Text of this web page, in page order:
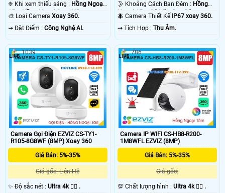
❈ Khi xem thiếu sáng : Hồng Ngoại
15m Hồng Ngoại Smart IR.
🎨 Loại Camera Xoay 360.
️⇝ Đặt Điểm : Công Nghệ AI.
🌛 Khoảng Cách Ban Đêm : Hồng
Ngoại 15m Có Màu Ban Ðêm.
🐜 Camera Thiết Kế IP67 xoay 360.
️⇝ Tích Hợp :Thu Âm.
Camera Gọi Điện EZVIZ CS-TY1-
R105-8G8WF (8MP) Xoay 360
Giá Bán: 5%-35%
Giá gốc: Liên Hệ
✨ Độ sắc nét : Ultra 4k 👍🏾 .
1039
Camera IP WIFI CS-HB8-R200-
1M8WFL EZVIZ (8MP)
Giá Bán: 5%-35%
Giá gốc:
💯 Chất lượng hình :Ultra 4k 👍🏾 .
786